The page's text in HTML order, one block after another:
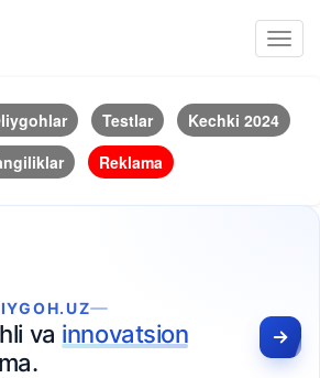
Testlar
Kechki 2024
Reklama
va innovatsion